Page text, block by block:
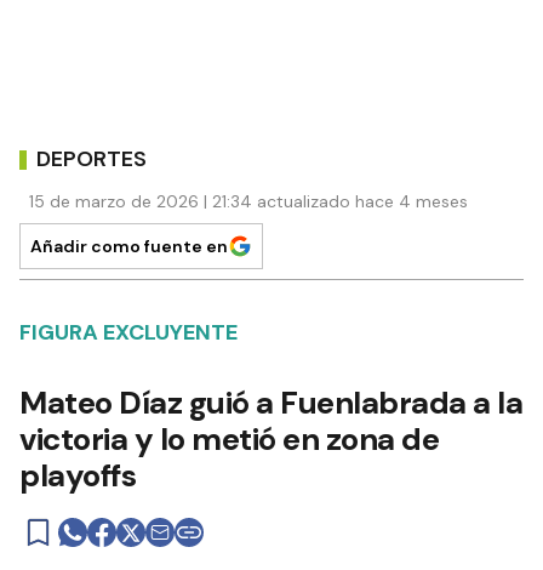
DEPORTES
15 de marzo de 2026 | 21:34 actualizado hace 4 meses
Añadir como fuente en
FIGURA EXCLUYENTE
Mateo Díaz guió a Fuenlabrada a la
victoria y lo metió en zona de
playoffs